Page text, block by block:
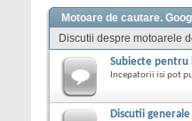
Motoare de cautare.
Discutii despre motoarele
Subiecte pentru
Incepatorii isi pot
Discutii